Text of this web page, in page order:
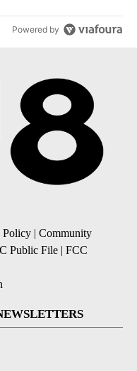
Powered by
Policy | Community
Public File | FCC